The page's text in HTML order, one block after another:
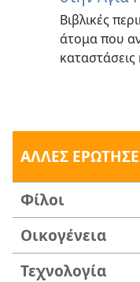
Βιβλικές
άτομα που
ΑΛΛΕΣ
Φίλοι
Οικογένεια
Τεχνολογία